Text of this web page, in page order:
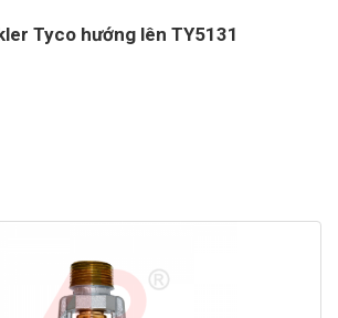
Tyco hướng lên TY5131